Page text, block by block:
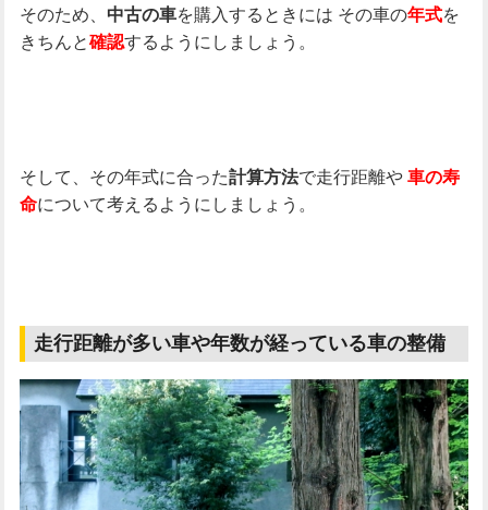
そのため、 中古の車を購入するときには その車の年式を
きちんと確認するようにしましょう。
そして、その年式に合った計算方法で走行距離や 車の寿
命について考えるようにしましょう。
走行距離が多い車や年数が経っている車の整備